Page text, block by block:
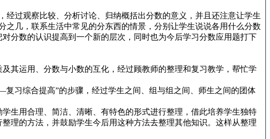
过观察比较、分析讨论、归纳概括出分数的意义，并且还注意让学生
几，联系生活中常见的分东西的情景，分别让学生说说各用什么分数
分数的认识提高到一个新的层次，同时也为今后学习分数应用题打下
其运用、分数与小数的互化，经过顾教师的整理和复习教学，帮忙学
综合提高”的步骤，经过学生之间、组与组之间、师生之间的团体
生用合理、简洁、清晰、有特色的形式进行整理，借此培养学生独特
理的方法，并鼓励学生今后用这种方法去整理其他知识。这样从整理